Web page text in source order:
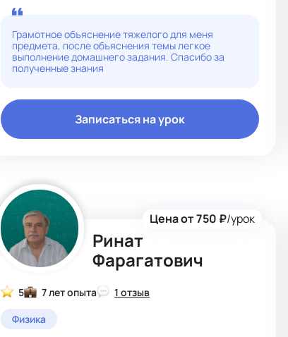
для повышения интереса к предмету и поддержания
усвоению материала
Грамотное объяснение тяжелого для меня
предмета, после объяснения темы легкое
выполнение домашнего задания. Спасибо за
полученные знания
Записаться на урок
Ринат
Фарагатович
Цена от 750 ₽/урок
5 7 лет опыта
1 отзыв
Физика